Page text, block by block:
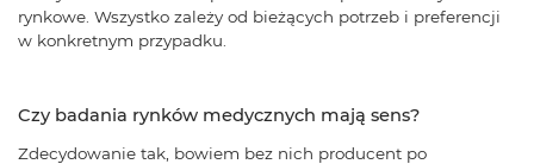
rynkowe. Wszystko zależy od bieżących potrzeb i preferencji
w konkretnym przypadku.
Czy badania rynków medycznych mają sens?
Zdecydowanie tak, bowiem bez nich producent po